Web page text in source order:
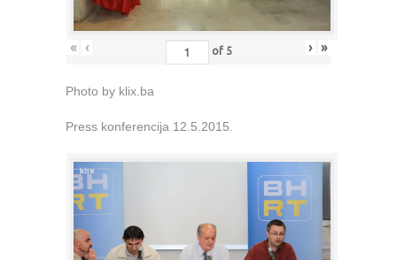
« ‹ of 5 › »
Photo by klix.ba
Press konferencija 12.5.2015.